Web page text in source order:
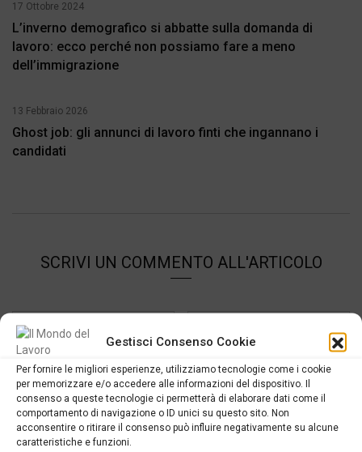
Gestisci Consenso Cookie
Per fornire le migliori esperienze, utilizziamo tecnologie come i cookie
per memorizzare e/o accedere alle informazioni del dispositivo. Il
consenso a queste tecnologie ci permetterà di elaborare dati come il
comportamento di navigazione o ID unici su questo sito. Non
acconsentire o ritirare il consenso può influire negativamente su alcune
caratteristiche e funzioni.
17 Ottobre 2024
L’inverno demografico si abbatte sulla domanda di
lavoro: ecco perché non possiamo fare a meno
dell’immigrazione
13 Febbraio 2026
Ghost job: gli annunci di lavoro finti che ingannano i
candidati
SCRIVI UN COMMENTO ALL'ARTICOLO